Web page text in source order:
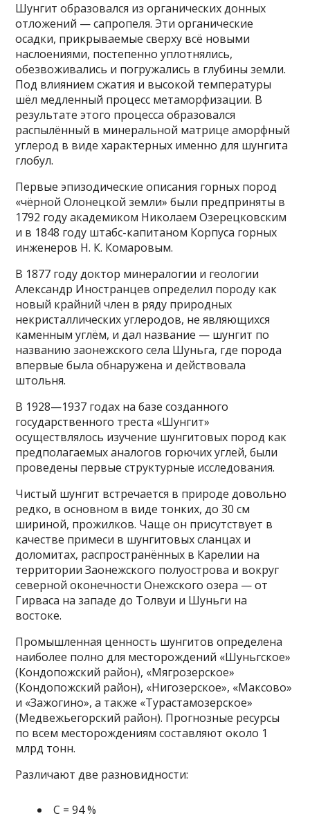
Шунгит образовался из органических донных
отложений — сапропеля. Эти органические
осадки, прикрываемые сверху всё новыми
наслоениями, постепенно уплотнялись,
обезвоживались и погружались в глубины земли.
Под влиянием сжатия и высокой температуры
шёл медленный процесс метаморфизации. В
результате этого процесса образовался
распылённый в минеральной матрице аморфный
углерод в виде характерных именно для шунгита
глобул.
Первые эпизодические описания горных пород
«чёрной Олонецкой земли» были предприняты в
1792 году академиком Николаем Озерецковским
и в 1848 году штабс-капитаном Корпуса горных
инженеров Н. К. Комаровым.
В 1877 году доктор минералогии и геологии
Александр Иностранцев определил породу как
новый крайний член в ряду природных
некристаллических углеродов, не являющихся
каменным углём, и дал название — шунгит по
названию заонежского села Шуньга, где порода
впервые была обнаружена и действовала
штольня.
В 1928—1937 годах на базе созданного
государственного треста «Шунгит»
осуществлялось изучение шунгитовых пород как
предполагаемых аналогов горючих углей, были
проведены первые структурные исследования.
Чистый шунгит встречается в природе довольно
редко, в основном в виде тонких, до 30 см
шириной, прожилков. Чаще он присутствует в
качестве примеси в шунгитовых сланцах и
доломитах, распространённых в Карелии на
территории Заонежского полуострова и вокруг
северной оконечности Онежского озера — от
Гирваса на западе до Толвуи и Шуньги на
востоке.
Промышленная ценность шунгитов определена
наиболее полно для месторождений «Шуньгское»
(Кондопожский район), «Мягрозерское»
(Кондопожский район), «Нигозерское», «Максово»
и «Зажогино», а также «Турастамозерское»
(Медвежьегорский район). Прогнозные ресурсы
по всем месторождениям составляют около 1
млрд тонн.
Различают две разновидности:
C = 94 %